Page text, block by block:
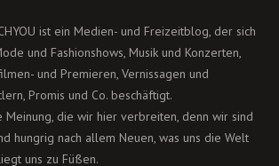
ist ein Medien- und Freizeitblog, der sich
und Fashionshows, Musik und Konzerten,
und Premieren, Vernissagen und
Promis und Co. beschäftigt.
Meinung, die wir hier verbreiten, denn wir sind
hungrig nach allem Neuen, was uns die Welt
uns zu Füßen.